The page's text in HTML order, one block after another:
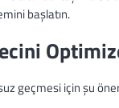
başlatın.
geçmesi için şu